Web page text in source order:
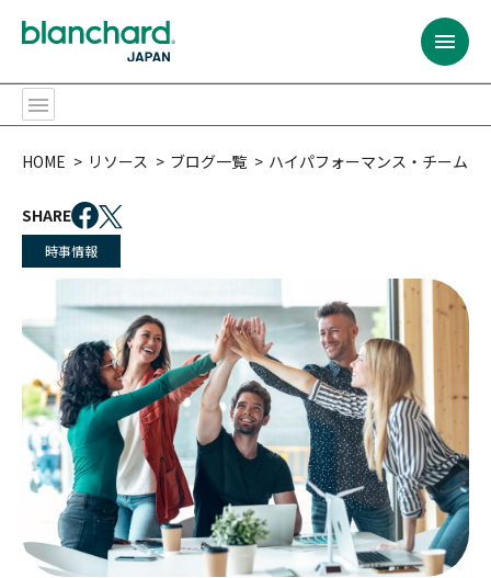
HOME リソース ブログ一覧 ハイパフォーマンス・チームの
SHARE
時事情報
提供するサービス
プログラムの対象者
コンテンツ
リソース
ブランチャード・ ジャパンとは
お問い合わせ
BACK
提供するサービス
リーダーシップ開発
カスタム・ソリューション
おすすめ:
カスタム・ソリューション
クライアント企業の組織課題に対して、助言や具体的な事例紹介、ま
た課題に対する解決策をご提供するサービスです。
BACK
リーダーシップ開発プログラム
ラーニング・ジャーニー
バーチャル＆オンライン研修プログラム
ライセンス型
公開講座
BACK
ファシリテーション
アセスメント
モデレーションとコミュニティ管理
（C&M方式オンライン学習）
BACK
ラーニング・ジャーニー
オーダーメイドの学習体験
BACK
プログラムの対象者
全ての階層のリーダー
組織
トレーニング・プロフェッショナル
チーム
個人
BACK
ポテンシャル人材・
新任マネージャー
経験豊富なリーダー
シニアリーダー
経営層
BACK
コンテンツ
研修プログラム
多様な研修実施方法
おすすめ:
勇気あるインクルージョン
このプログラムでは、参加者が職場におけるインクルージョンの知識
を深め、積極的な提唱者となる方法を学ぶ。
BACK
SLII®. Powering
マネジメント・エッセンシャルズ
信頼関係の構築
コーチング・エッセンシャルズ
カンバセーション・キャパシティ
BACK
BACK
リソース
ベストセラー
イグナイト・ニュースレター
今後のウェブセミナー
おすすめ:
公開講座
公開講座やセミナー・イベントの最新情報をご紹介します。
BACK
ブランチャード・
ジャパンとは
会社概要
パートナー・トレーナー
BACK
パートナー・トレーナー